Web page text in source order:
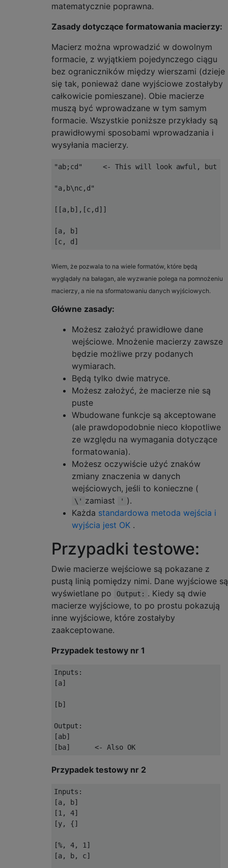
matematycznie poprawna.
Zasady dotyczące formatowania macierzy:
Macierz można wprowadzić w dowolnym
formacie, z wyjątkiem pojedynczego ciągu
bez ograniczników między wierszami (dzieje
się tak, ponieważ dane wyjściowe zostałyby
całkowicie pomieszane). Obie macierze
muszą być wprowadzane w tym samym
formacie. Wszystkie poniższe przykłady są
prawidłowymi sposobami wprowadzania i
wysyłania macierzy.
"ab;cd"     <- This will look awful, but
"a,b\nc,d"
[[a,b],[c,d]]
[a, b]
Wiem, że pozwala to na wiele formatów, które będą
wyglądały na bałagan, ale wyzwanie polega na pomnożeniu
macierzy, a nie na sformatowaniu danych wyjściowych.
Główne zasady:
Możesz założyć prawidłowe dane
wejściowe. Mnożenie macierzy zawsze
będzie możliwe przy podanych
wymiarach.
Będą tylko dwie matryce.
Możesz założyć, że macierze nie są
puste
Wbudowane funkcje są akceptowane
(ale prawdopodobnie nieco kłopotliwe
ze względu na wymagania dotyczące
formatowania).
Możesz oczywiście użyć znaków
zmiany znaczenia w danych
wejściowych, jeśli to konieczne (
\' zamiast ' ).
Każda standardowa metoda wejścia i
wyjścia jest OK .
Przypadki testowe:
Dwie macierze wejściowe są pokazane z
pustą linią pomiędzy nimi. Dane wyjściowe są
wyświetlane po
Output: . Kiedy są dwie
macierze wyjściowe, to po prostu pokazują
inne wyjściowe, które zostałyby
zaakceptowane.
Przypadek testowy nr 1
Inputs:
[a]
[b]
Output:
[ab]
Przypadek testowy nr 2
Inputs:
[a, b]
[1, 4]
[y, {]
[%, 4, 1]
[a, b, c]